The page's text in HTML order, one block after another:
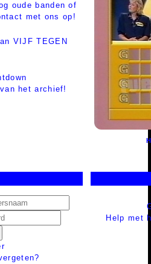
oude banden of
met ons op!
VIJF TEGEN
het archief!
Help met